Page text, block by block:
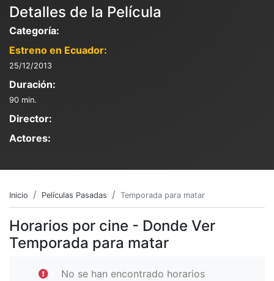
Detalles de la Película
Categoría:
Estreno en Ecuador:
25/12/2013
Duración:
90 min.
Director:
Actores:
Inicio Películas Pasadas Temporada para matar
Horarios por cine - Donde Ver
Temporada para matar
No se han encontrado horarios